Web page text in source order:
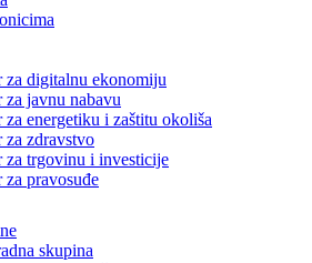
za digitalnu ekonomiju
za javnu nabavu
za energetiku i zaštitu okoliša
za zdravstvo
za trgovinu i investicije
za pravosuđe
skupina